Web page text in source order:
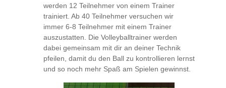
werden 12 Teilnehmer von einem Trainer
trainiert. Ab 40 Teilnehmer versuchen wir
immer 6-8 Teilnehmer mit einem Trainer
auszustatten. Die Volleyballtrainer werden
dabei gemeinsam mit dir an deiner Technik
pfeilen, damit du den Ball zu kontrollieren lernst
und so noch mehr Spaß am Spielen gewinnst.